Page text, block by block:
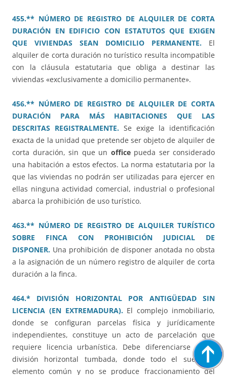
455.** NÚMERO DE REGISTRO DE ALQUILER DE CORTA
DURACIÓN EN EDIFICIO CON ESTATUTOS QUE EXIGEN
QUE VIVIENDAS SEAN DOMICILIO PERMANENTE. El
alquiler de corta duración no turístico resulta incompatible
con la cláusula estatutaria que obliga a destinar las
viviendas «exclusivamente a domicilio permanente».
456.** NÚMERO DE REGISTRO DE ALQUILER DE CORTA
DURACIÓN PARA MÁS HABITACIONES QUE LAS
DESCRITAS REGISTRALMENTE. Se exige la identificación
exacta de la unidad que pretende ser objeto de alquiler de
corta duración, sin que un officepueda ser considerado
una habitación a estos efectos. La norma estatutaria por la
que las viviendas no podrán ser utilizadas para ejercer en
ellas ninguna actividad comercial, industrial o profesional
abarca la prohibición de uso turístico.
463.** NÚMERO DE REGISTRO DE ALQUILER TURÍSTICO
SOBRE FINCA CON PROHIBICIÓN JUDICIAL DE
DISPONER. Una prohibición de disponer anotada no obsta
a la asignación de un número registro de alquiler de corta
duración a la finca.
464.* DIVISIÓN HORIZONTAL POR ANTIGÜEDAD SIN
LICENCIA (EN EXTREMADURA). El complejo inmobiliario,
donde se configuran parcelas física y jurídicamente
independientes, constituye un acto de parcelación que
requiere licencia urbanística. Debe diferenciarse de la
división horizontal tumbada, donde todo el suelo es
elemento común y no se produce fraccionamiento del